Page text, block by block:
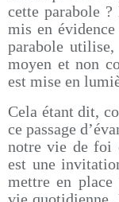
cette parabole
mis en
parabole
moyen et non
est mise en
Cela étant dit,
ce passage
notre vie de foi
est une
mettre en